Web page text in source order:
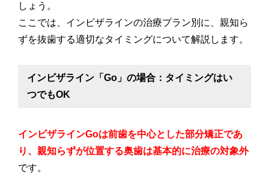
しょう。
ここでは、インビザラインの治療プラン別に、親知ら
ずを抜歯する適切なタイミングについて解説します。
インビザライン「Go」の場合：タイミングはい
つでもOK
インビザラインGoは前歯を中心とした部分矯正であ
り、親知らずが位置する奥歯は基本的に治療の対象外
です。